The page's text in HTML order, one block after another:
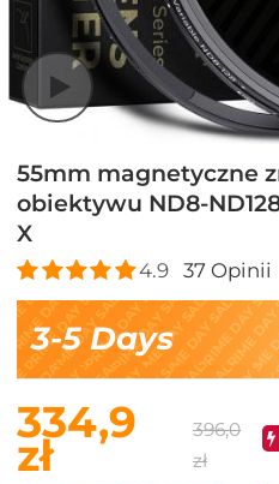
55mm magnetyczne
obiektywu ND8-
X
4.9 37 Opinii
3-5 Days
334,9
zł
396,0
zł